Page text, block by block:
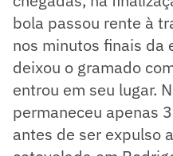
bola passou rente à
nos minutos finais da
deixou o gramado
entrou em seu lugar.
permaneceu apenas
antes de ser expulso